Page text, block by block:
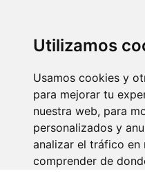
Utilizamos
Usamos cookies y
para mejorar tu
nuestra web, para
personalizados y
analizar el tráfico en
comprender de
Desde SAE te apoyamos
informamos